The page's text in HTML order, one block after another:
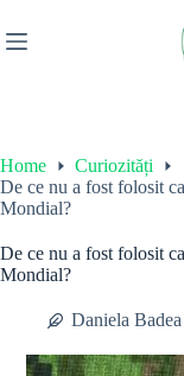
to
content
Home
Curiozități
De ce nu a fost folosit
Mondial?
De ce nu a fost folosit
Mondial?
Daniela Badea